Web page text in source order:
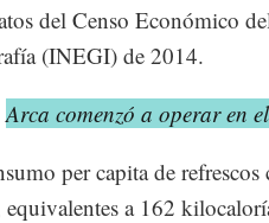
del Censo Económico
(INEGI) de 2014.
Arca comenzó a operar en
per capita de
equivalentes a 162